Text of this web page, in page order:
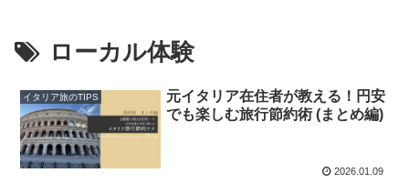
ローカル体験
イタリア旅のTIPS
元イタリア在住者が教える！円安
でも楽しむ旅行節約術 (まとめ編)
2026.01.09